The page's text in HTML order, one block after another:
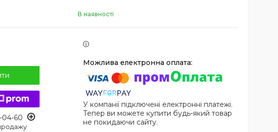
В наявності
04-60
У компанії підключені електронні платежі.
Тепер ви можете купити будь-який товар
не покидаючи сайту.